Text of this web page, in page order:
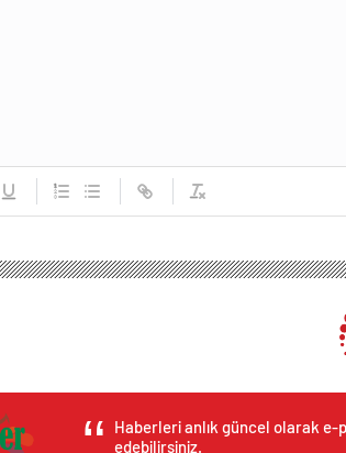
Haberleri anlık güncel olarak
edebilirsiniz.